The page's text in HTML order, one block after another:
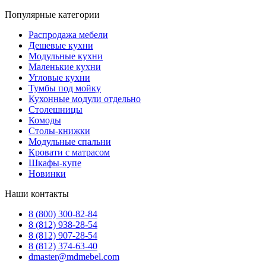
Популярные категории
Распродажа мебели
Дешевые кухни
Модульные кухни
Маленькие кухни
Угловые кухни
Тумбы под мойку
Кухонные модули отдельно
Столешницы
Комоды
Столы-книжки
Модульные спальни
Кровати с матрасом
Шкафы-купе
Новинки
Наши контакты
8 (800) 300-82-84
8 (812) 938-28-54
8 (812) 907-28-54
8 (812) 374-63-40
dmaster@mdmebel.com